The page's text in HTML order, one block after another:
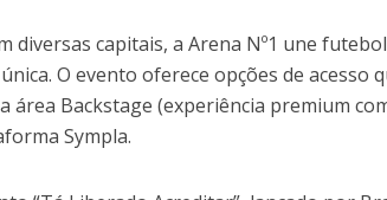
diversas capitais, a Arena Nº1 une
O evento oferece opções de acesso
área Backstage (experiência premium
Sympla.